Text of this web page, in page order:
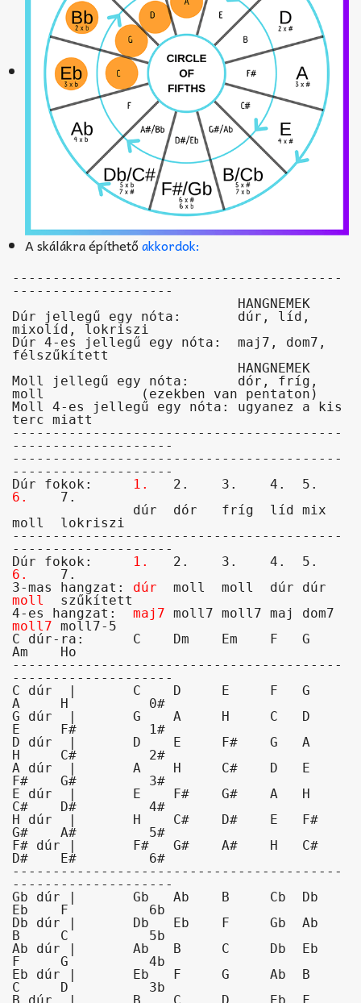
A skálákra építhetőakkordok:
-----------------------------------------
--------------------
Dúr jellegű egy nóta:       dúr, líd,
mixolíd, lokriszi
Dúr 4-es jellegű egy nóta:  maj7, dom7,
félszűkített
Moll jellegű egy nóta:      dór, fríg,
moll            (ezekben van pentaton)
Moll 4-es jellegű egy nóta: ugyanez a kis
terc miatt
-----------------------------------------
--------------------
-----------------------------------------
--------------------
Dúr fokok:
1.
6.
    7.
moll  lokriszi
-----------------------------------------
Dúr fokok:
1.
6.
    7.
3-mas hangzat: dúr
moll
  szűkített
4-es hangzat: maj7
moll7 moll7-5
C dúr-ra:      C    Dm    Em    F   G
Am    Ho
-----------------------------------------
--------------------
C dúr  |       C    D     E     F   G
A     H          0#
G dúr  |       G    A     H     C   D
E     F#         1#
D dúr  |       D    E     F#    G   A
H     C#         2#
A dúr  |       A    H     C#    D   E
F#    G#         3#
E dúr  |       E    F#    G#    A   H
C#    D#         4#
H dúr  |       H    C#    D#    E   F#
G#    A#         5#
F# dúr |       F#   G#    A#    H   C#
D#    E#         6#
-----------------------------------------
--------------------
Gb dúr |       Gb   Ab    B     Cb  Db
Eb    F          6b
Db dúr |       Db   Eb    F     Gb  Ab
B     C          5b
Ab dúr |       Ab   B     C     Db  Eb
F     G          4b
Eb dúr |       Eb   F     G     Ab  B
C     D          3b